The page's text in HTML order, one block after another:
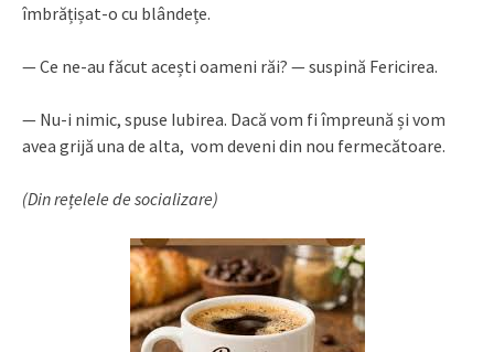
îmbrățișat-o cu blândețe.
— Ce ne-au făcut acești oameni răi? — suspină Fericirea.
— Nu-i nimic, spuse Iubirea. Dacă vom fi împreună și vom
avea grijă una de alta, vom deveni din nou fermecătoare.
(Din rețelele de socializare)